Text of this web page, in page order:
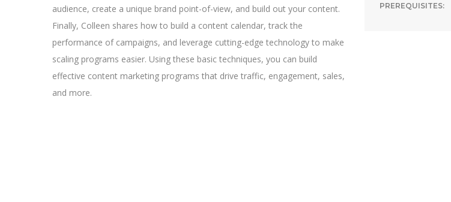
audience, create a unique brand point-of-view, and build out your content.
Finally, Colleen shares how to build a content calendar, track the
performance of campaigns, and leverage cutting-edge technology to make
scaling programs easier. Using these basic techniques, you can build
effective content marketing programs that drive traffic, engagement, sales,
and more.
PREREQUISITES: